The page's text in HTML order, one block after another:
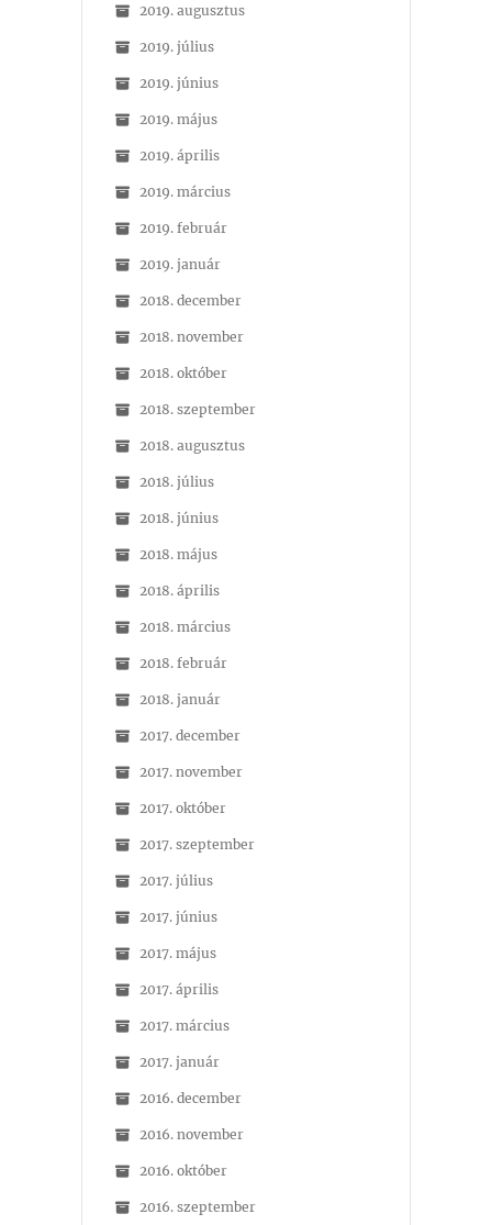
2019. augusztus
2019. július
2019. június
2019. május
2019. április
2019. március
2019. február
2019. január
2018. december
2018. november
2018. október
2018. szeptember
2018. augusztus
2018. július
2018. június
2018. május
2018. április
2018. március
2018. február
2018. január
2017. december
2017. november
2017. október
2017. szeptember
2017. július
2017. június
2017. május
2017. április
2017. március
2017. január
2016. december
2016. november
2016. október
2016. szeptember